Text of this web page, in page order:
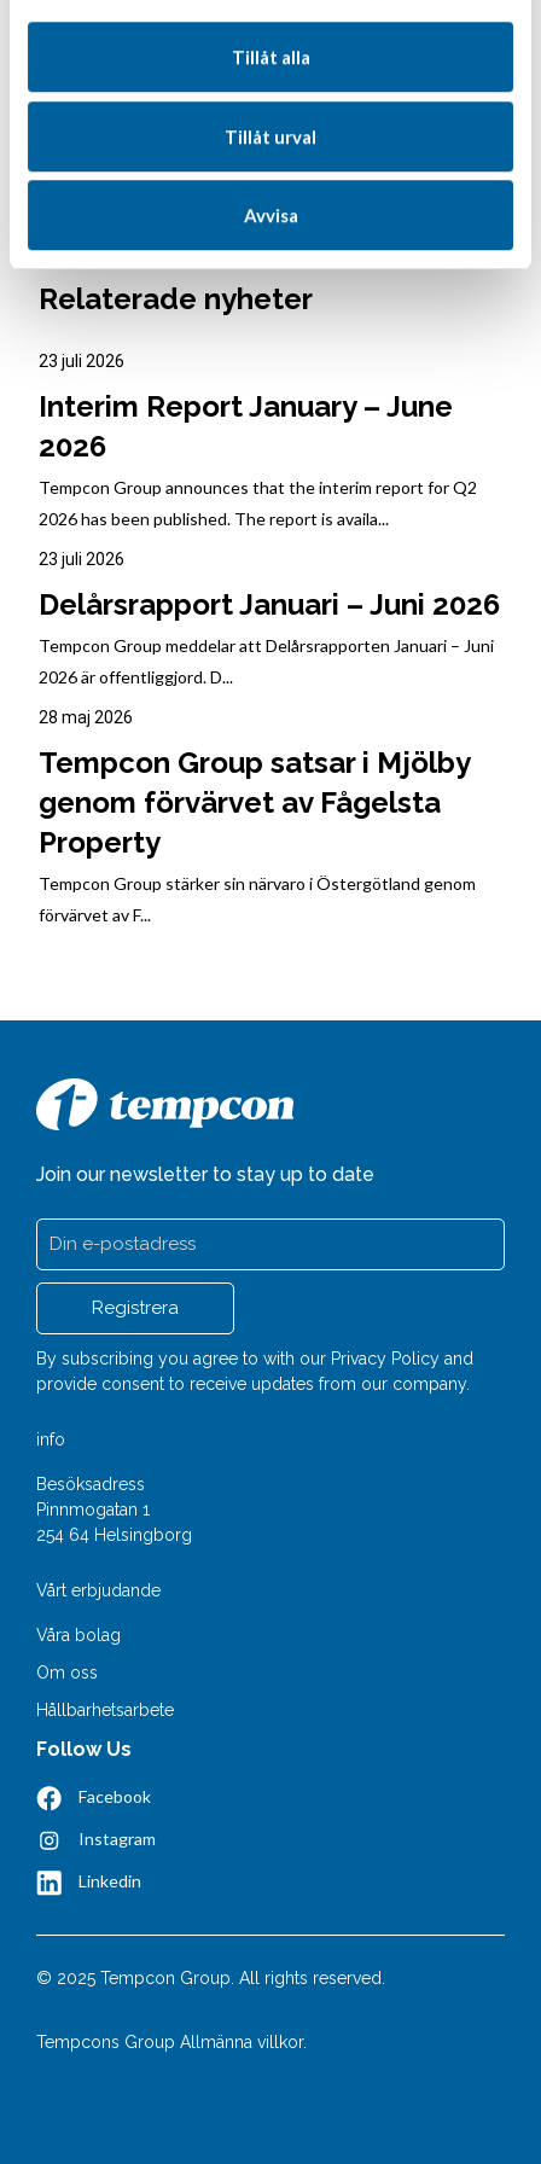
Tillåt alla
Tillåt urval
Avvisa
Relaterade nyheter
23 juli 2026
Interim Report January – June
2026
Tempcon Group announces that the interim report for Q2
2026 has been published. The report is availa...
23 juli 2026
Delårsrapport Januari – Juni 2026
Tempcon Group meddelar att Delårsrapporten Januari – Juni
2026 är offentliggjord. D...
28 maj 2026
Tempcon Group satsar i Mjölby
genom förvärvet av Fågelsta
Property
Tempcon Group stärker sin närvaro i Östergötland genom
förvärvet av F...
Join our newsletter to stay up to date
By subscribing you agree to with our Privacy Policy and
provide consent to receive updates from our company.
info
Besöksadress
Pinnmogatan 1
254 64 Helsingborg
Vårt erbjudande
Våra bolag
Om oss
Hållbarhetsarbete
Follow Us
Facebook
Instagram
Linkedin
© 2025 Tempcon Group. All rights reserved.
Tempcons Group Allmänna villkor.